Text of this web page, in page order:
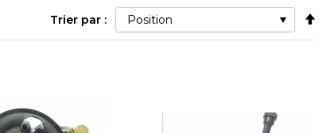
Trier par :